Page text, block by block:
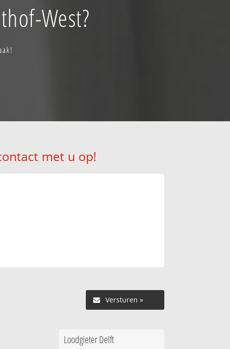
West?
met u op!
Versturen »
Loodgieter Delft